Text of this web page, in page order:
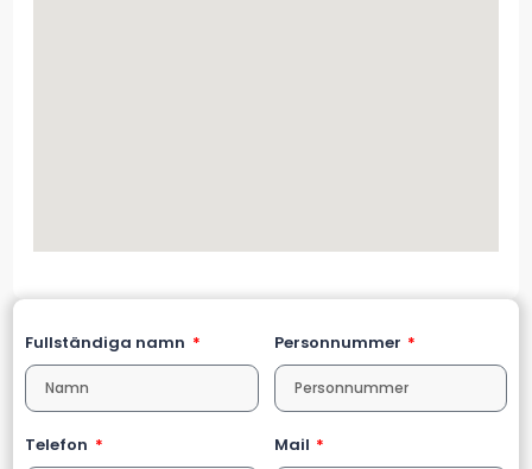
Fullständiga namn Personnummer
Telefon Mail